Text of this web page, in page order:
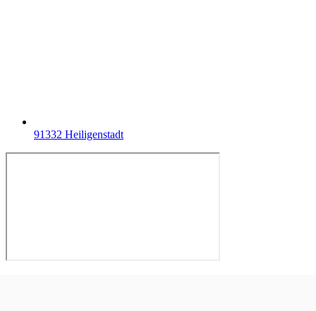
91332 Heiligenstadt